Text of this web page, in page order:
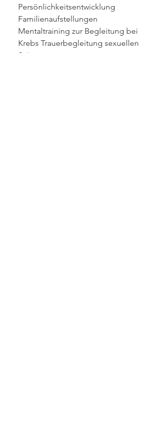
Persönlichkeitsentwicklung
Familienaufstellungen
Mentaltraining zur Begleitung bei
Krebs Trauerbegleitung sexuellen
Störungen